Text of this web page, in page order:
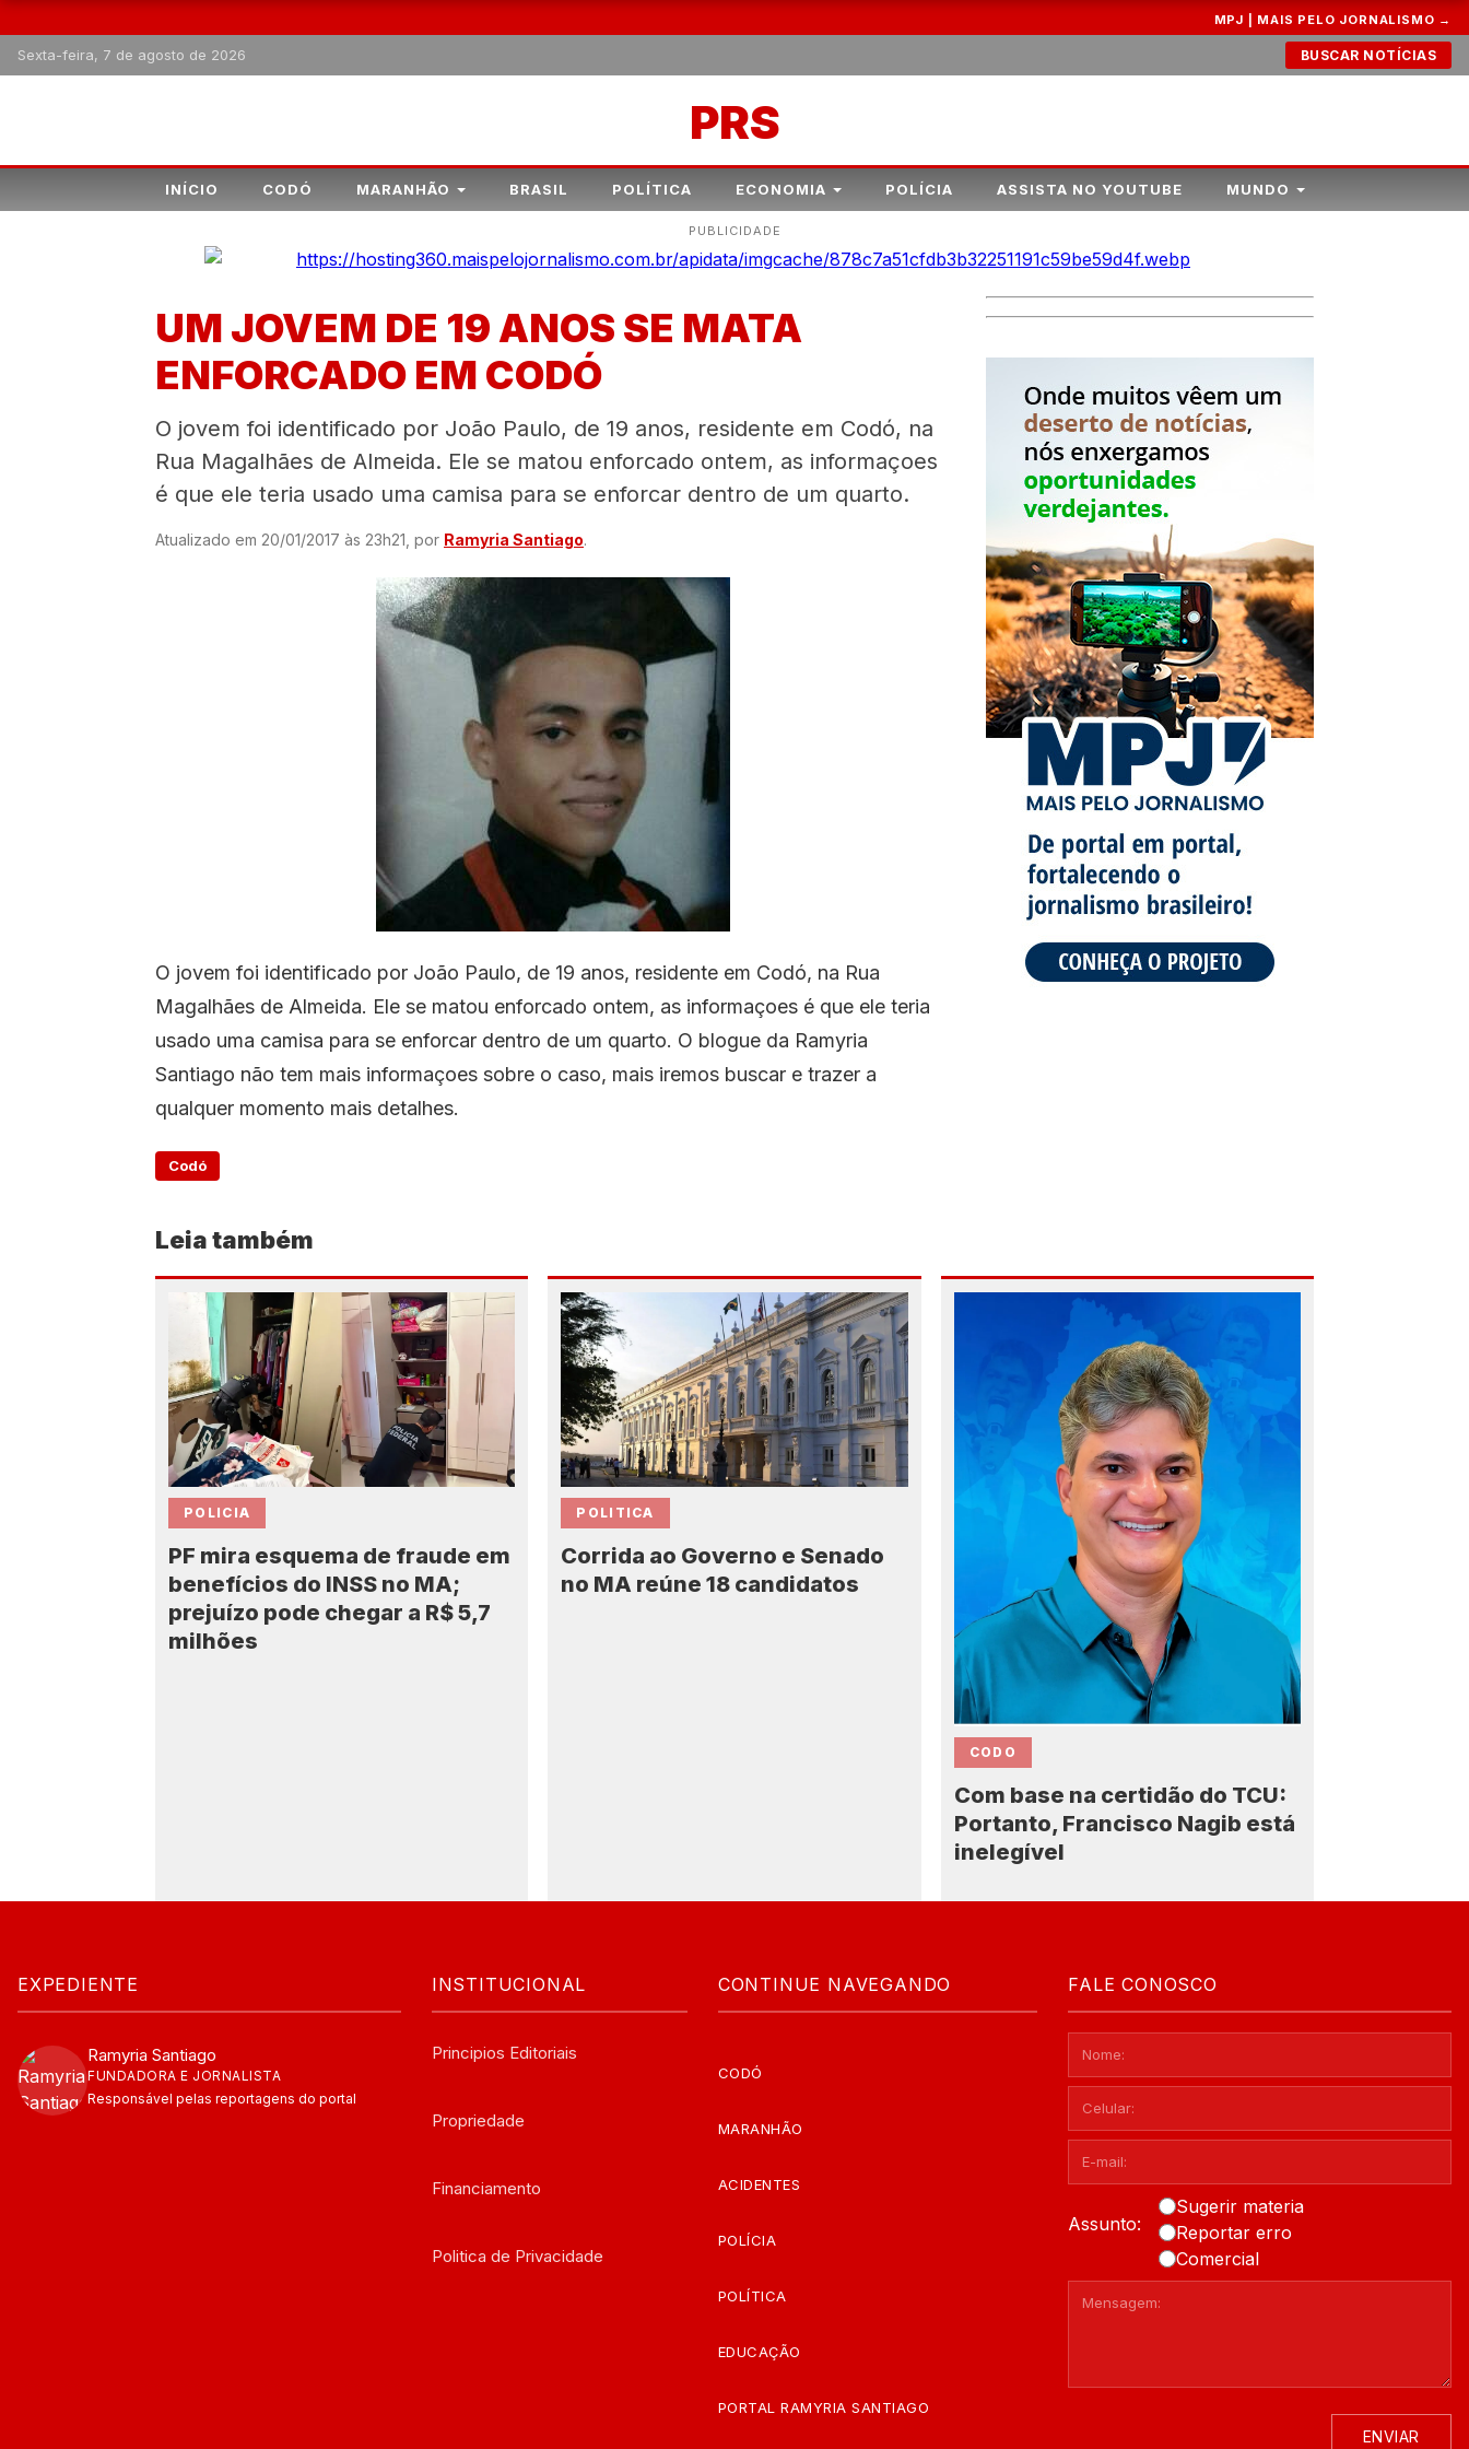
MPJ | MAIS PELO JORNALISMO →
Sexta-feira, 7 de agosto de 2026 BUSCAR NOTÍCIAS
PRS
INÍCIO CODÓ MARANHÃO BRASIL POLÍTICA ECONOMIA POLÍCIA ASSISTA NO YOUTUBE MUNDO
PUBLICIDADE
UM JOVEM DE 19 ANOS SE MATA
ENFORCADO EM CODÓ
O jovem foi identificado por João Paulo, de 19 anos, residente em Codó, na
Rua Magalhães de Almeida. Ele se matou enforcado ontem, as informaçoes
é que ele teria usado uma camisa para se enforcar dentro de um quarto.
Atualizado em 20/01/2017 às 23h21, por Ramyria Santiago.
O jovem foi identificado por João Paulo, de 19 anos, residente em Codó, na Rua
Magalhães de Almeida. Ele se matou enforcado ontem, as informaçoes é que ele teria
usado uma camisa para se enforcar dentro de um quarto. O blogue da Ramyria
Santiago não tem mais informaçoes sobre o caso, mais iremos buscar e trazer a
qualquer momento mais detalhes.
Codó
Leia também
POLICIA
PF mira esquema de fraude em
benefícios do INSS no MA;
prejuízo pode chegar a R$ 5,7
milhões
POLITICA
Corrida ao Governo e Senado
no MA reúne 18 candidatos
CODO
Com base na certidão do TCU:
Portanto, Francisco Nagib está
inelegível
EXPEDIENTE
Ramyria Santiago
FUNDADORA E JORNALISTA
Responsável pelas reportagens do portal
INSTITUCIONAL
Principios Editoriais
Propriedade
Financiamento
Politica de Privacidade
CONTINUE NAVEGANDO
CODÓ
MARANHÃO
ACIDENTES
POLÍCIA
POLÍTICA
EDUCAÇÃO
PORTAL RAMYRIA SANTIAGO
FALE CONOSCO
Assunto:
Sugerir materia
Reportar erro
Comercial
ENVIAR